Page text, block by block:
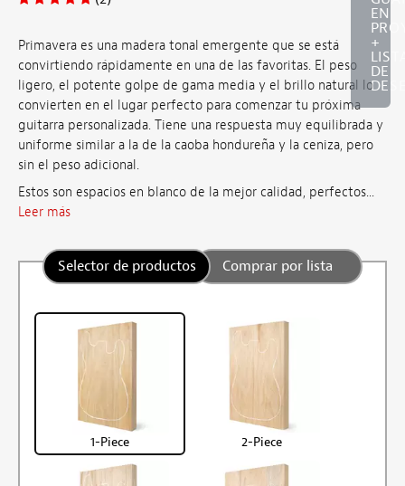
EN
+
DE
Primavera es una madera tonal emergente que se está
convirtiendo rápidamente en una de las favoritas. El peso
ligero, el potente golpe de gama media y el brillo natural lo
convierten en el lugar perfecto para comenzar tu próxima
guitarra personalizada. Tiene una respuesta muy equilibrada y
uniforme similar a la de la caoba hondureña y la ceniza, pero
sin el peso adicional.
Estos son espacios en blanco de la mejor calidad, perfectos...
Leer más
Selector de productos Comprar por lista
1-Piece 2-Piece